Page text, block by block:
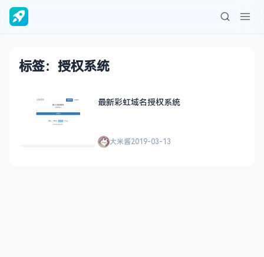
标签：授权系统
最新彩虹域名授权系统
大米酱2019-03-13